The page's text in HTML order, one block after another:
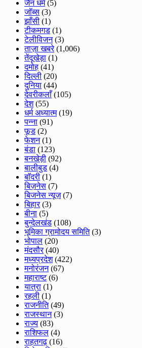
जैन धर्म(5)
जॉब्स (3)
झाँसी (1)
टीकमगड (1)
टेलीविजन(3)
ताज़ा खबरे(1,006)
तेंदूखेड़ा (1)
दमोह (41)
दिल्ली (20)
दुनिया (44)
देवरीकलाँ(105)
देश(55)
धर्म अध्यात्म(19)
पन्ना (91)
फूड (2)
फेशन(1)
बंडा (123)
बनखेड़ी (92)
बालीबुड (4)
बाॅदरी (1)
बिज़नेस (7)
बिजनेस न्यूज़(7)
बिहार(3)
बीना (5)
बुन्देलखंड (108)
भूमिका ग्रामोदय समिति(3)
भोपाल (20)
मंदसौर(40)
मध्यप्रदेश(422)
मनोरंजन(67)
महाराष्ट(6)
यात्रा (1)
रहली (1)
राजनीति(49)
राजस्थान(3)
राज्य (83)
राशिफल (4)
राहतगढ़ (16)